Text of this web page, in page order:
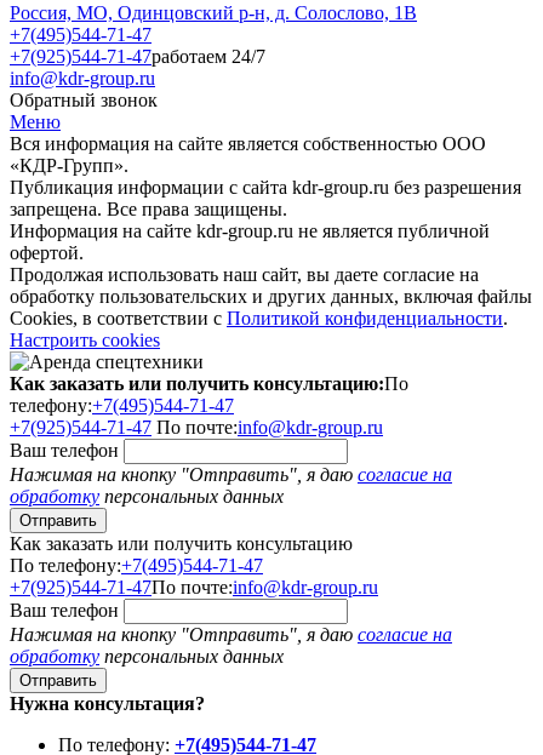
Россия, МО, Одинцовский р-н, д. Солослово, 1В
+7(495)544-71-47
+7(925)544-71-47работаем 24/7
info@kdr-group.ru
Обратный звонок
Меню
Вся информация на сайте является собственностью ООО
«КДР-Групп».
Публикация информации с сайта kdr-group.ru без разрешения
запрещена. Все права защищены.
Информация на сайте kdr-group.ru не является публичной
офертой.
Продолжая использовать наш сайт, вы даете согласие на
обработку пользовательских и других данных, включая файлы
Cookies, в соответствии с Политикой конфиденциальности.
Настроить cookies
Как заказать или получить консультацию:По
телефону:+7(495)544-71-47
+7(925)544-71-47 По почте:info@kdr-group.ru
Ваш телефон
Нажимая на кнопку "Отправить", я даю согласие на
обработку персональных данных
Как заказать или получить консультацию
По телефону:+7(495)544-71-47
+7(925)544-71-47По почте:info@kdr-group.ru
Ваш телефон
Нажимая на кнопку "Отправить", я даю согласие на
обработку персональных данных
Нужна консультация?
По телефону: +7(495)544-71-47